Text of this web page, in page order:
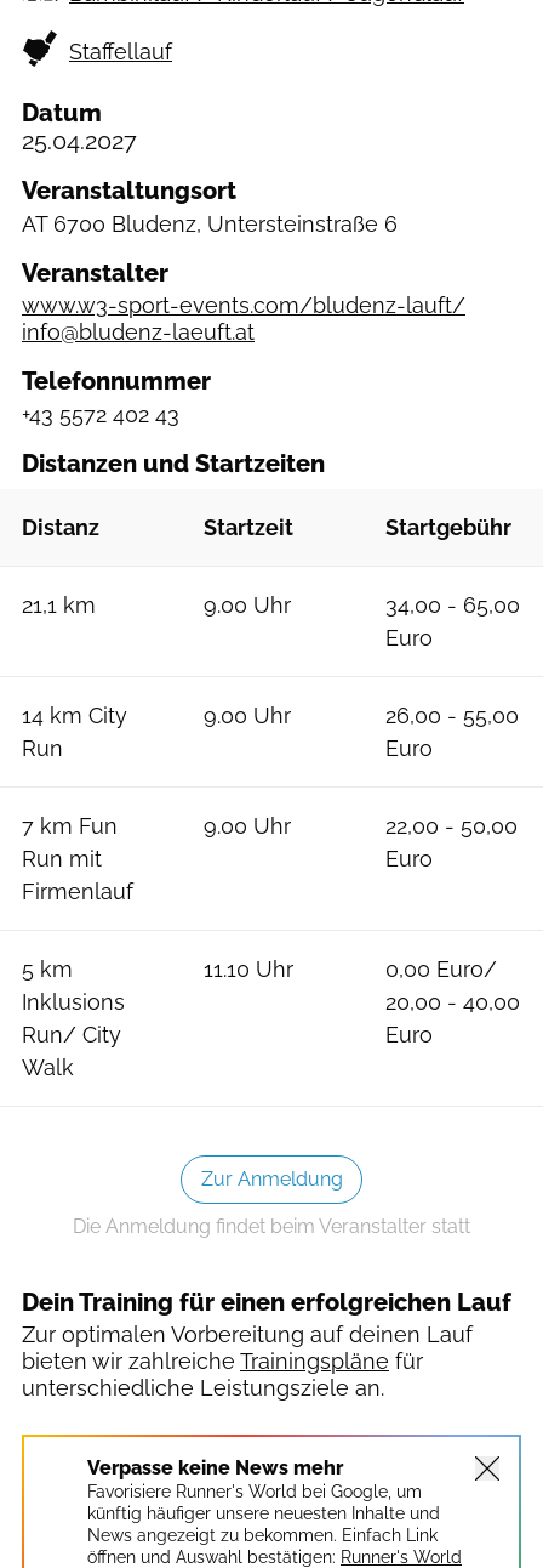
Staffellauf
Datum
25.04.2027
Veranstaltungsort
AT 6700 Bludenz, Untersteinstraße 6
Veranstalter
www.w3-sport-events.com/bludenz-lauft/
info@bludenz-laeuft.at
Telefonnummer
+43 5572 402 43
Distanzen und Startzeiten
Distanz Startzeit Startgebühr
21,1 km 9.00 Uhr
34,00 - 65,00
Euro
14 km City
Run
9.00 Uhr
26,00 - 55,00
Euro
7 km Fun
Run mit
Firmenlauf
9.00 Uhr
22,00 - 50,00
Euro
5 km
Inklusions
Run/ City
Walk
11.10 Uhr
0,00 Euro/
20,00 - 40,00
Euro
Zur Anmeldung
Die Anmeldung findet beim Veranstalter statt
Dein Training für einen erfolgreichen Lauf
Zur optimalen Vorbereitung auf deinen Lauf
bieten wir zahlreiche Trainingspläne für
unterschiedliche Leistungsziele an.
Verpasse keine News mehr
Favorisiere Runner's World bei Google, um
künftig häufiger unsere neuesten Inhalte und
News angezeigt zu bekommen. Einfach Link
öffnen und Auswahl bestätigen: Runner's World